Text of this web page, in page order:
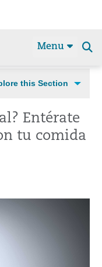
Menu
this Section
Entérate
tu comida